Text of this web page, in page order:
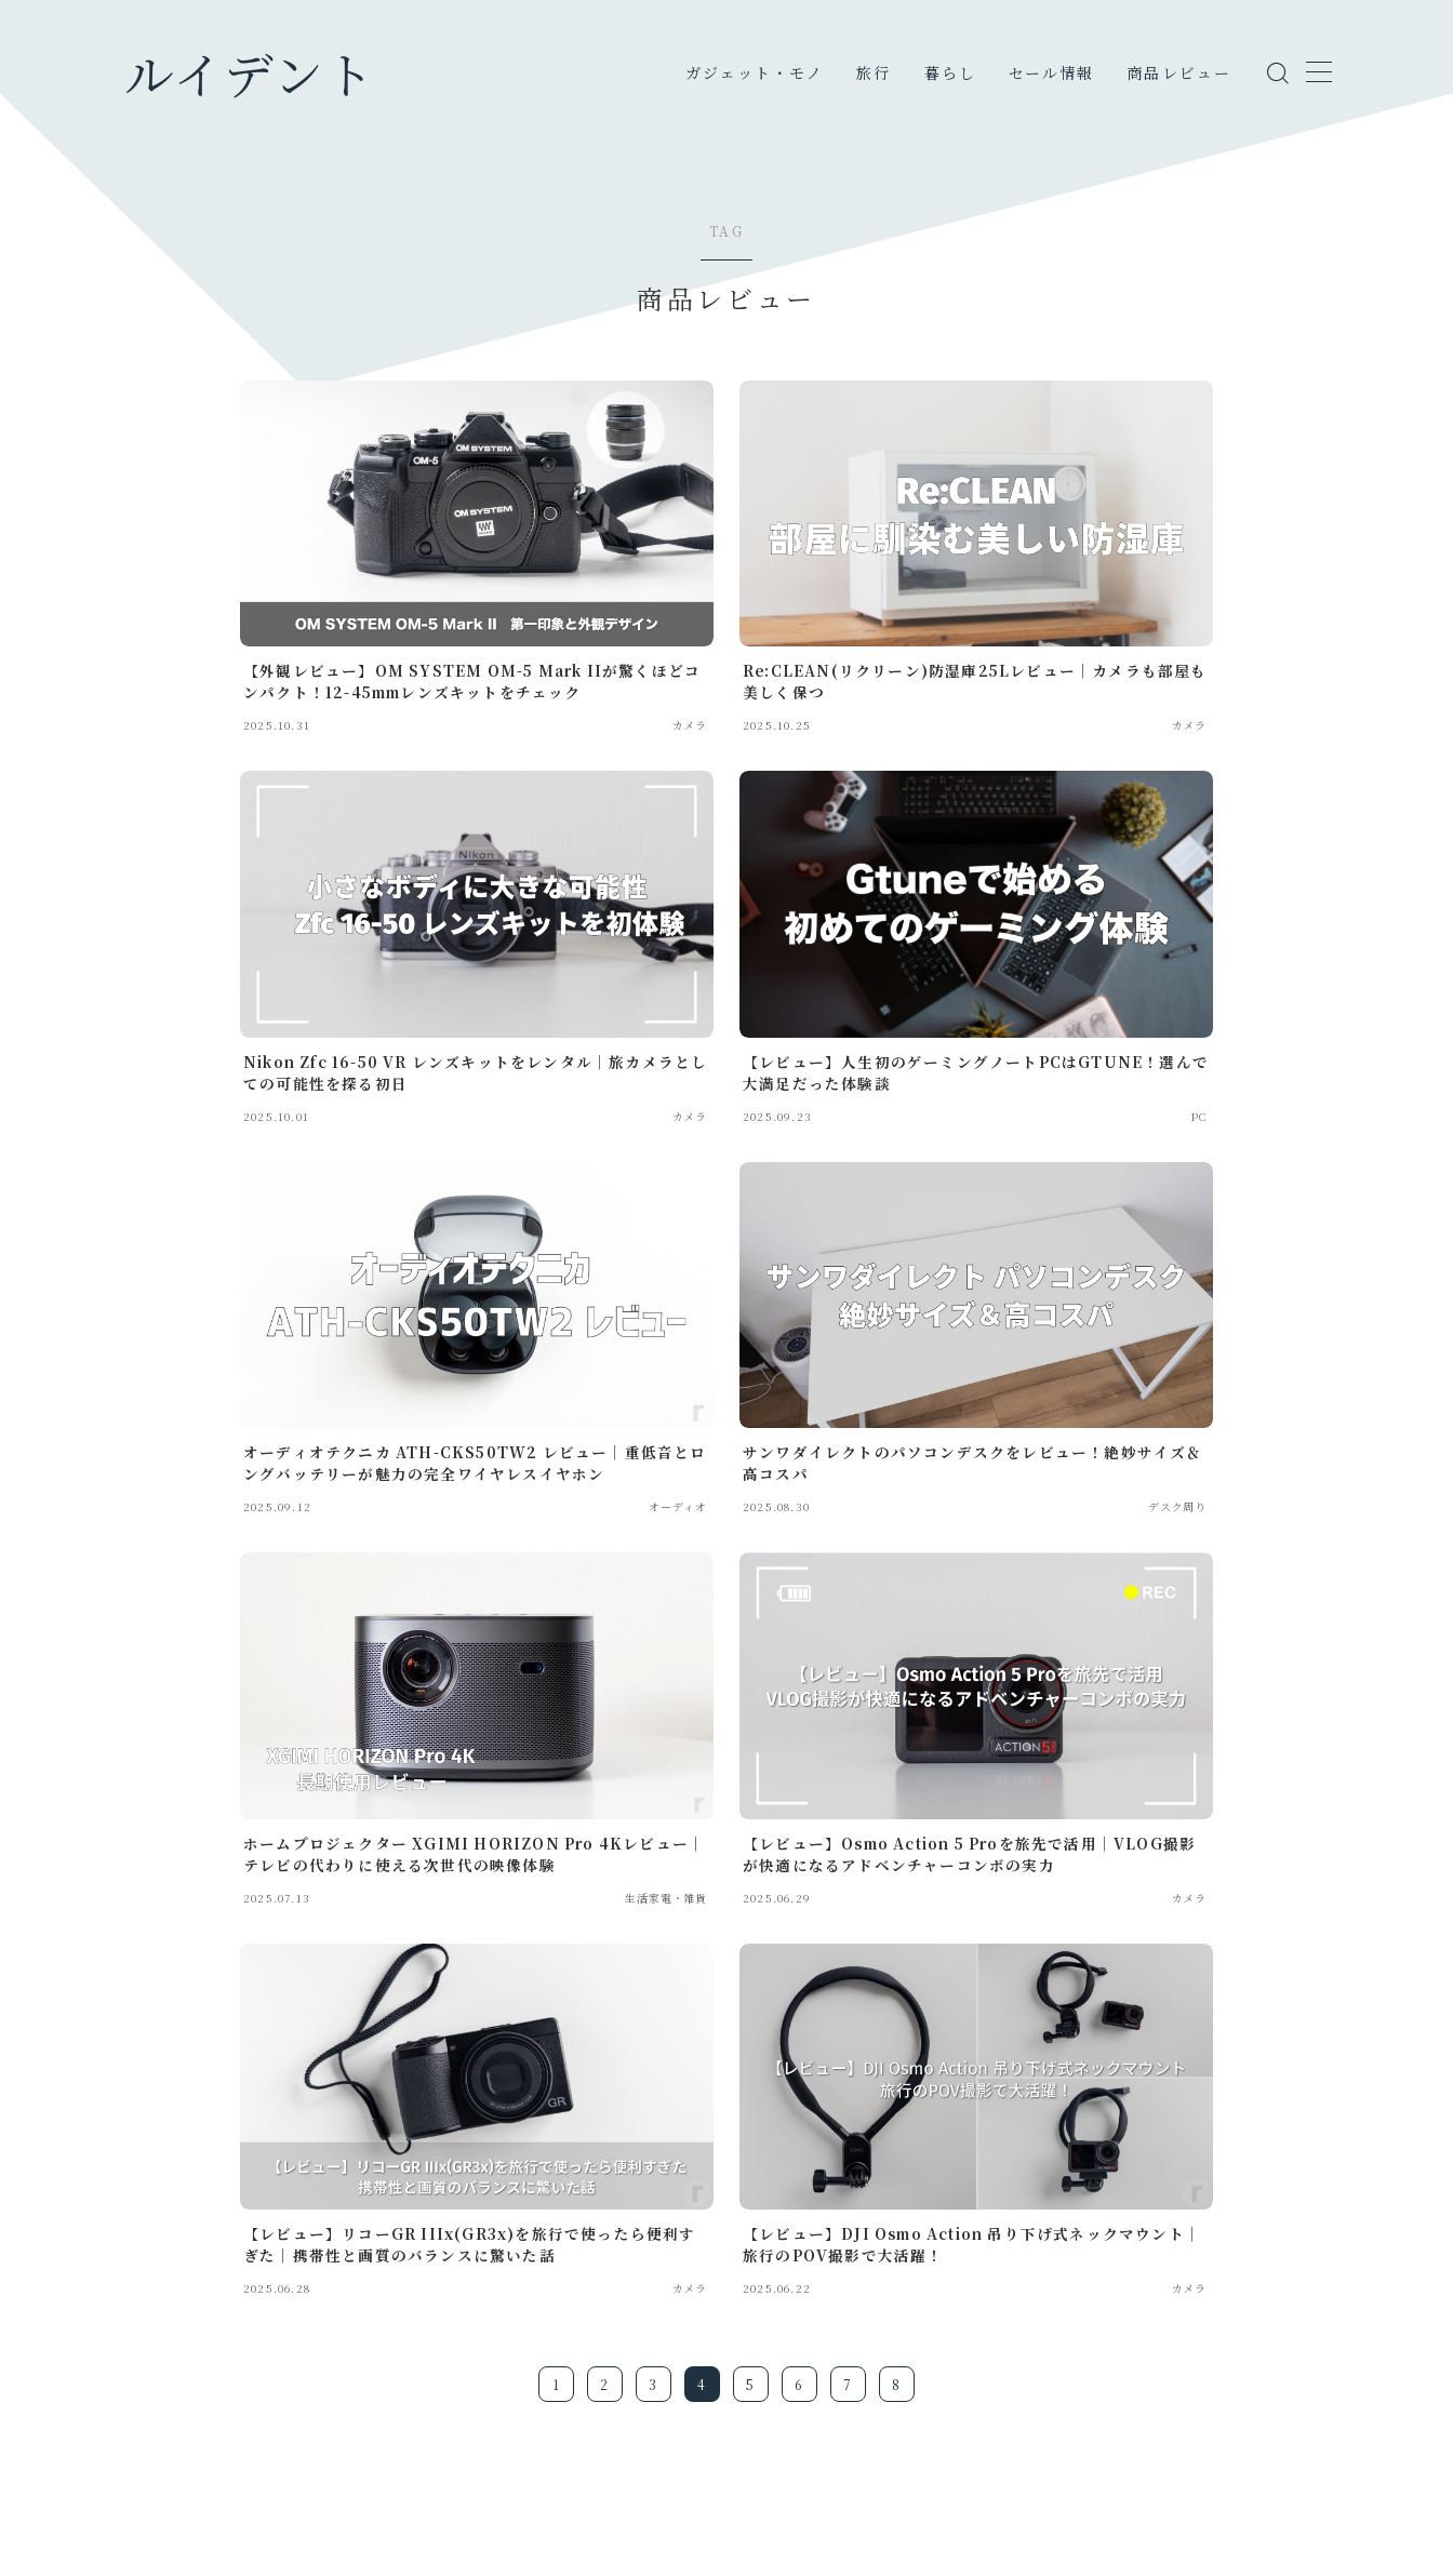
ルイデント ガジェット・モノ
オーディオ
旅行 暮らし セール情報 商品レビュー
暮らしのモノ
生活家電・雑貨
スマホ・タブレット
旅のこと
通信・回線
セール・キャンペーン
お問い合わせ
ホテル宿泊記 マウスコンピューター ラウンジ 商品レビュー
Gadget
旅行記
Travel
暮らし
Lifestyle
ガジェットで暮らしを整えていくブログ「ルイデント」の著者。 実際に使ってよかったアイテムや、旅・日常の中で役立った
モノ・体験を、リアルで正直な視点で紹介しています。 趣味はガジェット集め、旅行、音楽・動画鑑賞など。
プロフィールを読む
X Instagram
TAG
商品レビュー
【外観レビュー】OM SYSTEM OM-5 Mark IIが驚くほどコ
ンパクト！12-45mmレンズキットをチェック
2025.10.31 カメラ
Re:CLEAN(リクリーン)防湿庫25Lレビュー｜カメラも部屋も
美しく保つ
2025.10.25 カメラ
Nikon Zfc 16-50 VR レンズキットをレンタル｜旅カメラとし
ての可能性を探る初日
2025.10.01 カメラ
【レビュー】人生初のゲーミングノートPCはGTUNE！選んで
大満足だった体験談
2025.09.23 PC
オーディオテクニカ ATH-CKS50TW2 レビュー｜重低音とロ
ングバッテリーが魅力の完全ワイヤレスイヤホン
2025.09.12 オーディオ
サンワダイレクトのパソコンデスクをレビュー！絶妙サイズ＆
高コスパ
2025.08.30 デスク周り
ホームプロジェクター XGIMI HORIZON Pro 4Kレビュー│
テレビの代わりに使える次世代の映像体験
2025.07.13 生活家電・雑貨
【レビュー】Osmo Action 5 Proを旅先で活用│VLOG撮影
が快適になるアドベンチャーコンボの実力
2025.06.29 カメラ
【レビュー】リコーGR IIIx(GR3x)を旅行で使ったら便利す
ぎた│携帯性と画質のバランスに驚いた話
2025.06.28 カメラ
【レビュー】DJI Osmo Action 吊り下げ式ネックマウント｜
旅行のPOV撮影で大活躍！
2025.06.22 カメラ
1 2 3 4 5 6 7 8